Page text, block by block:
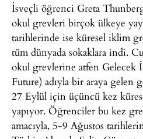
İsveçli öğrenci Greta
okul grevleri birçok ülkeye
tarihlerinde ise küresel iklim
tüm dünyada sokaklara indi.
okul grevlerine atfen Gelecek
Future) adıyla bir araya
27 Eylül için üçüncü kez
yapıyor. Öğrenciler bu kez
amacıyla, 5-9 Ağustos